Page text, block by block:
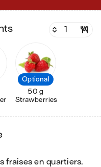
Optional
50 g
Strawberries
fraises en quartiers.